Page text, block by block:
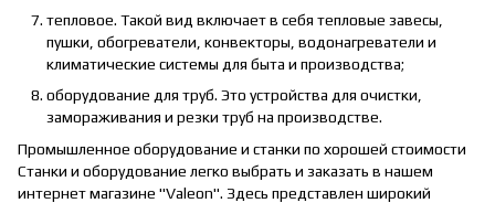
тепловое. Такой вид включает в себя тепловые завесы,
пушки, обогреватели, конвекторы, водонагреватели и
климатические системы для быта и производства;
оборудование для труб. Это устройства для очистки,
замораживания и резки труб на производстве.
Промышленное оборудование и станки по хорошей стоимости
Станки и оборудование легко выбрать и заказать в нашем
интернет магазине "Valeon". Здесь представлен широкий